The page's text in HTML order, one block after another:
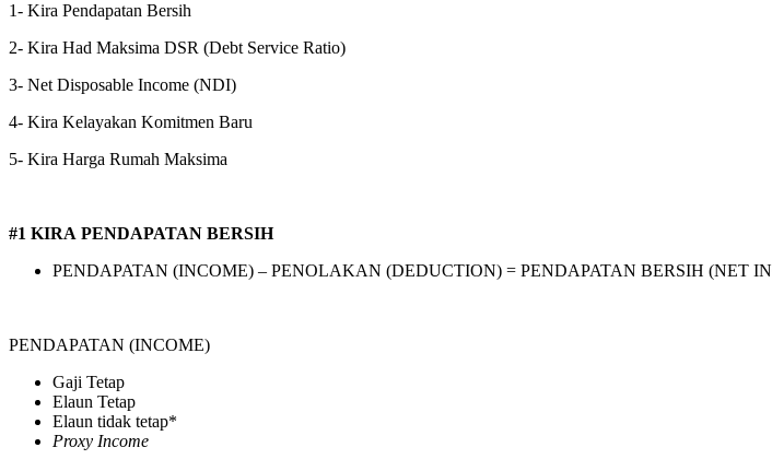
1- Kira Pendapatan Bersih
2- Kira Had Maksima DSR (Debt Service Ratio)
3- Net Disposable Income (NDI)
4- Kira Kelayakan Komitmen Baru
5- Kira Harga Rumah Maksima
#1 KIRA PENDAPATAN BERSIH
PENDAPATAN (INCOME) – PENOLAKAN (DEDUCTION) = PENDAPATAN BERSIH (NET
PENDAPATAN (INCOME)
Gaji Tetap
Elaun Tetap
Elaun tidak tetap*
Proxy Income